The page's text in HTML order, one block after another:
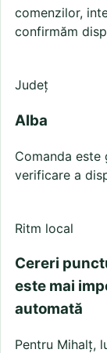
comenzilor,
confirmăm
Județ
Alba
Comanda
verificare a
Ritm local
Cereri
este mai
automată
Pentru Mihalț,